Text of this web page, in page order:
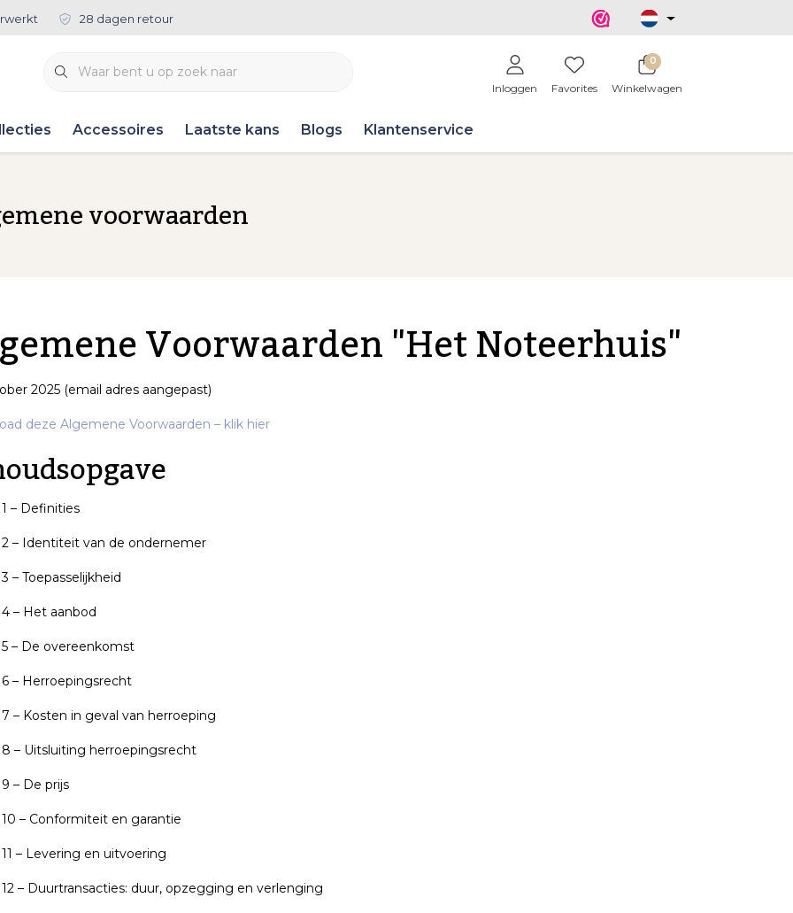
28 dagen retour
Inloggen Favorites
0
Winkelwagen
Accessoires Laatste kans Blogs Klantenservice
voorwaarden
Voorwaarden "Het Noteerhuis"
2025 (email adres aangepast)
deze Algemene Voorwaarden – klik hier
– Definities
– Identiteit van de ondernemer
– Toepasselijkheid
– Het aanbod
– De overeenkomst
– Herroepingsrecht
– Kosten in geval van herroeping
– Uitsluiting herroepingsrecht
– De prijs
– Conformiteit en garantie
– Levering en uitvoering
– Duurtransacties: duur, opzegging en verlenging